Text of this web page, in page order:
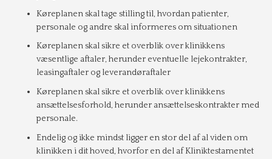
Køreplanen skal tage stilling til, hvordan patienter,
personale og andre skal informeres om situationen
Køreplanen skal sikre et overblik over klinikkens
væsentlige aftaler, herunder eventuelle lejekontrakter,
leasingaftaler og leverandøraftaler
Køreplanen skal sikre et overblik over klinikkens
ansættelsesforhold, herunder ansættelseskontrakter med
personale.
Endelig og ikke mindst ligger en stor del af al viden om
klinikken i dit hoved, hvorfor en del af Kliniktestamentet